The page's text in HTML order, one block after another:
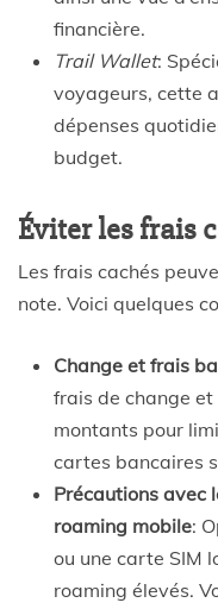
financière.
Trail Wallet:
voyageurs, cette
dépenses
budget.
Éviter les frais
Les frais cachés
note. Voici quelques
Change et frais
frais de change
montants pour
cartes bancaires
Précautions avec
roaming mobile:
ou une carte SIM
roaming élevés.